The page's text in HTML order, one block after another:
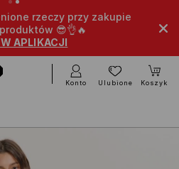
rzeczy przy zakupie
😎👌🔥
APLIKACJI
Konto Ulubione Koszyk